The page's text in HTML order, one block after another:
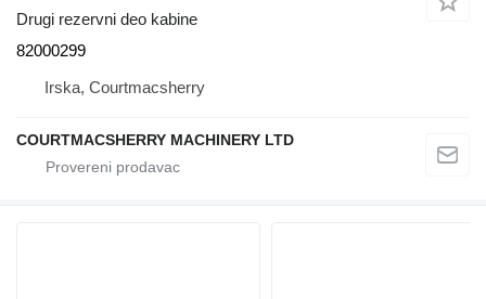
Drugi rezervni deo kabine
82000299
Irska, Courtmacsherry
COURTMACSHERRY MACHINERY LTD